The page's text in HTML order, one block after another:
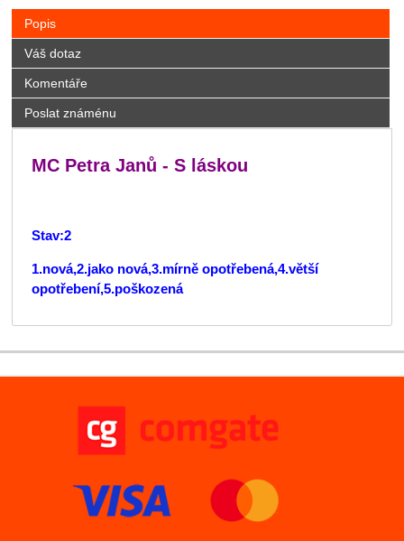
Popis
Váš dotaz
Komentáře
Poslat známénu
MC Petra Janů - S láskou
Stav:2
1.nová,2.jako nová,3.mírně opotřebená,4.větší
opotřebení,5.poškozená